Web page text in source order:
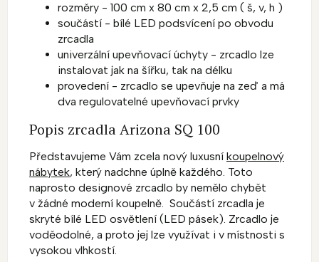
rozměry - 100 cm x 80 cm x 2,5 cm ( š, v, h )
součástí - bílé LED podsvícení po obvodu
zrcadla
univerzální upevňovací úchyty - zrcadlo lze
instalovat jak na šířku, tak na délku
provedení - zrcadlo se upevňuje na zeď a má
dva regulovatelné upevňovací prvky
Popis zrcadla Arizona SQ 100
Představujeme Vám zcela nový luxusní koupelnový
nábytek, který nadchne úplně každého. Toto
naprosto designové zrcadlo by nemělo chybět
v žádné moderní koupelně. Součástí zrcadla je
skryté bílé LED osvětlení (LED pásek). Zrcadlo je
voděodolné, a proto jej lze využívat i v místnosti s
vysokou vlhkostí.